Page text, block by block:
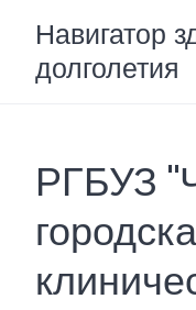
content
Навигатор
долголетия
РГБУЗ